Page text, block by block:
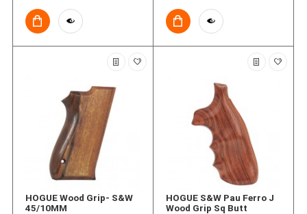
HOGUE Wood Grip- S&W
45/10MM
HOGUE S&W Pau Ferro J
Wood Grip Sq Butt